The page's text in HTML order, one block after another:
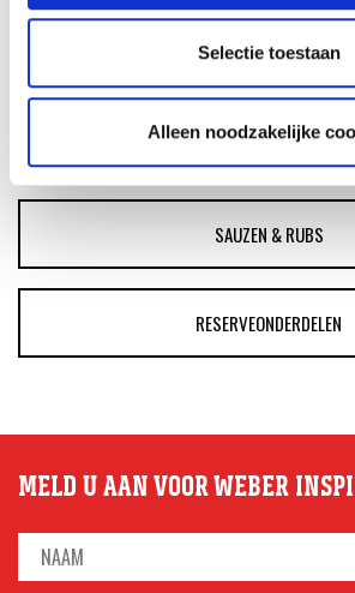
Selectie toestaan
Alleen noodzakelijke
BARBECUE'S
ACCESSOIRES
SAUZEN & RUBS
RESERVEONDERDELEN
MELD U AAN VOOR WEBER